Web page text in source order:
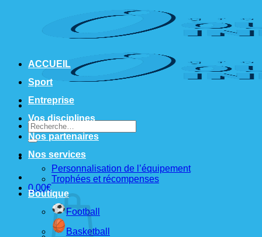
Recherche
pour :
0,00€
ACCUEIL
Sport
Entreprise
Vos disciplines
Nos partenaires
Nos services
Personnalisation de l’équipement
Trophées et récompenses
Boutique
Football
Basketball